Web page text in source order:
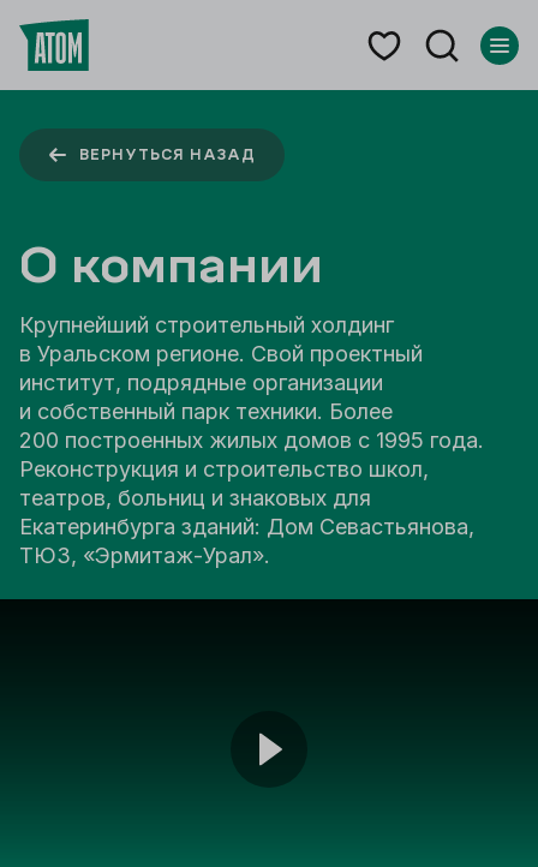
ВЕРНУТЬСЯ НАЗАД
О компании
Крупнейший строительный холдинг
в Уральском регионе. Свой проектный
институт, подрядные организации
и собственный парк техники. Более
200 построенных жилых домов с 1995 года.
Реконструкция и строительство школ,
театров, больниц и знаковых для
Екатеринбурга зданий: Дом Севастьянова,
ТЮЗ, «Эрмитаж-Урал».